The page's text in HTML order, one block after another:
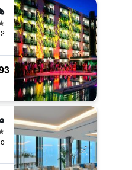
3 نجوم
4 نجوم